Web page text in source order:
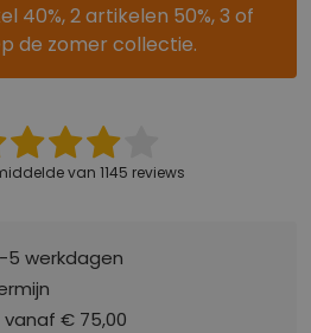
40%, 2 artikelen 50%, 3 of
de zomer collectie.
van 1145 reviews
5 werkdagen
€ 75,00